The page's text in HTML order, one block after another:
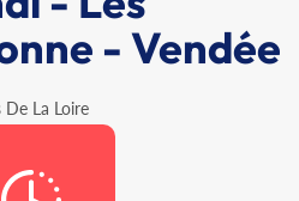
- Vendée
De La Loire